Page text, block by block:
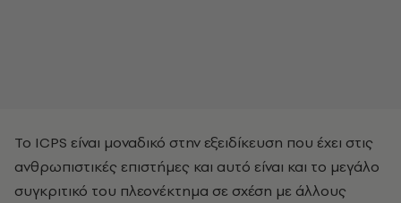
Το ICPS είναι μοναδικό στην εξειδίκευση που έχει στις
ανθρωπιστικές επιστήμες και αυτό είναι και το μεγάλο
συγκριτικό του πλεονέκτημα σε σχέση με άλλους